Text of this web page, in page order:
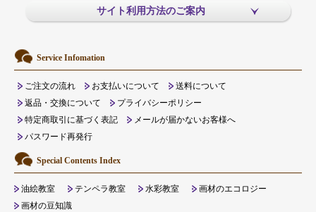
サイト利用方法のご案内
Service Infomation
ご注文の流れ お支払いについて
送料について
返品・交換について
プライバシーポリシー
特定商取引に基づく表記
メールが届かないお客様へ
パスワード再発行
Special Contents Index
油絵教室 テンペラ教室 水彩教室
画材のエコロジー
画材の豆知識